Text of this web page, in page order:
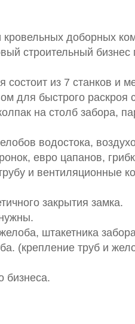
кровельных доборных
строительный
из 7 станков и
для быстрого раскроя
на столб забора,
водостока,
евро цапанов,
и вентиляционные
закрытия замка.
штакетника
(крепление труб и
бизнеса.